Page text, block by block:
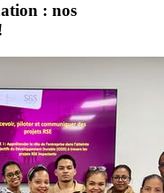
: nos